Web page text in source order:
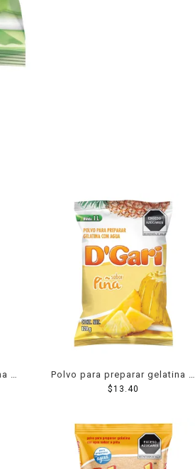
D
Polvo para preparar gelatina D
´Gari de agua sabor piña 120
$13.40